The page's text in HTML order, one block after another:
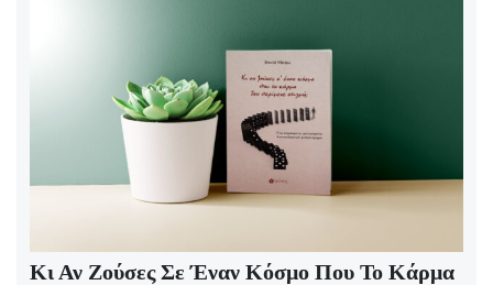
Κι Αν Ζούσες Σε Έναν Κόσμο Που Το Κάρμα